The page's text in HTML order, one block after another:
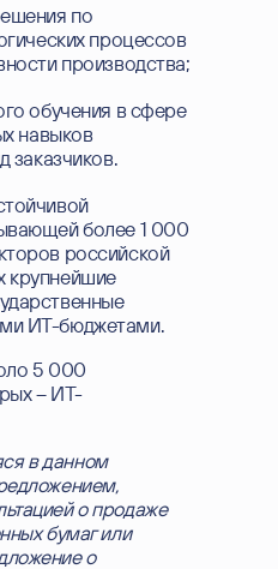
по
процессов
производства;
обучения в сфере
навыков
заказчиков.
более1 000
российской
крупнейшие
ИТ-бюджетами.
5 000
– ИТ-
в данном
о продаже
бумаг или
о
персональных данныхи
сПолитикой
SmartCaptcha.
обработки данных